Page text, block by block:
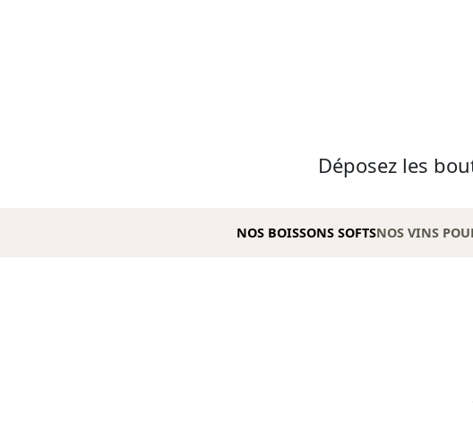
Déposez les
NOS BOISSONS SOFTSNOS VINS